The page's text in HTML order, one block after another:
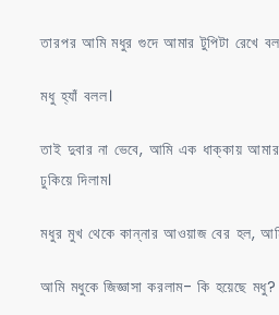
তারপর আমি মধুর গুদে আমার টুপিটা রেখে
মধু হ্যাঁ বলল।
তাই দুবার না ভেবে, আমি এক ধাক্কায়
ঢুকিয়ে দিলাম।
মধুর মুখ থেকে কান্নার আওয়াজ বের হল,
আমি মধুকে জিজ্ঞাসা করলাম- কি হয়েছে মধু?